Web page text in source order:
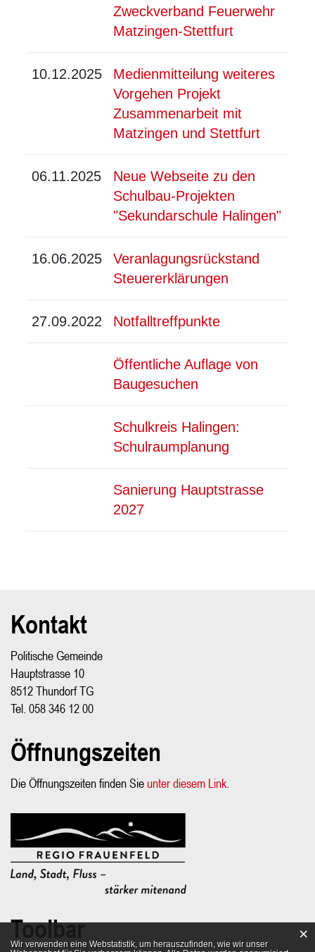
Zweckverband Feuerwehr
Matzingen-Stettfurt
10.12.2025
Medienmitteilung weiteres
Vorgehen Projekt
Zusammenarbeit mit
Matzingen und Stettfurt
06.11.2025
Neue Webseite zu den
Schulbau-Projekten
"Sekundarschule Halingen"
16.06.2025
Veranlagungsrückstand
Steuererklärungen
27.09.2022 Notfalltreffpunkte
Öffentliche Auflage von
Baugesuchen
Schulkreis Halingen:
Schulraumplanung
Sanierung Hauptstrasse
2027
Fusszeile
Kontakt
Politische Gemeinde
Hauptstrasse 10
8512 Thundorf TG
Tel. 058 346 12 00
Öffnungszeiten
Die Öffnungszeiten finden Sie unter diesem Link
Toolbar
Webstatistik
Wir verwenden eine Webstatistik, um herauszufinden, wie wir unser
×